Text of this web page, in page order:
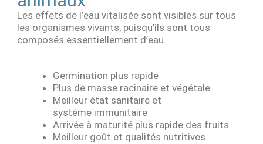
Les effets de l’eau vitalisée sont visibles sur tous
les organismes vivants, puisqu’ils sont tous
composés essentiellement d’eau.
Germination plus rapide
Plus de masse racinaire et végétale
Meilleur état sanitaire et
système immunitaire
Arrivée à maturité plus rapide des fruits
Meilleur goût et qualités nutritives